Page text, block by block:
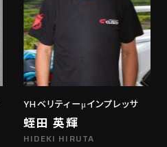
YHベリティーμインプレッサ
蛭田 英輝
HIDEKI HIRUTA